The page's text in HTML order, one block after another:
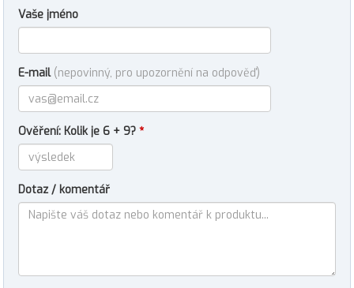
Vaše jméno
E-mail (nepovinný, pro upozornění na odpověď)
Ověření: Kolik je 6 + 9? *
Dotaz / komentář